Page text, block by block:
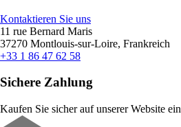
Kontaktieren Sie uns
11 rue Bernard Maris
37270 Montlouis-sur-Loire, Frankreich
+33 1 86 47 62 58
Sichere Zahlung
Kaufen Sie sicher auf unserer Website ein